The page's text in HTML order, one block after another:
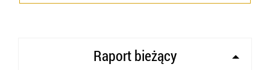
Raport bieżący